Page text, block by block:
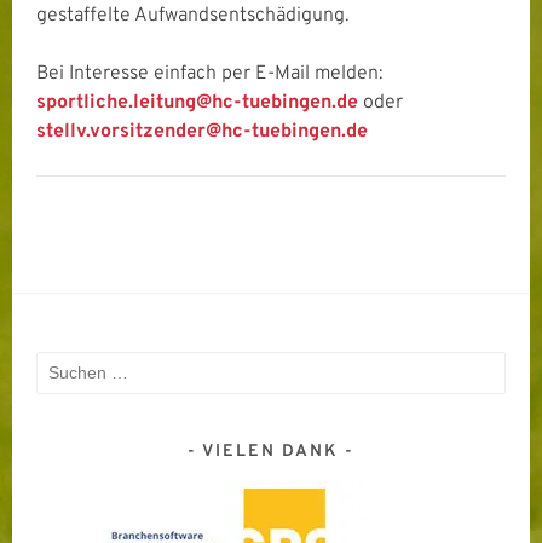
gestaffelte Aufwandsentschädigung.
Bei Interesse einfach per E-Mail melden:
sportliche.leitung@hc-tuebingen.de oder
stellv.vorsitzender@hc-tuebingen.de
Suchen
VIELEN DANK